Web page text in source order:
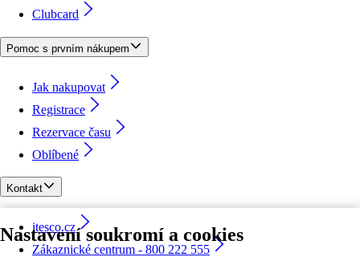
Nastavení soukromí a cookies
Clubcard
Pomoc s prvním nákupem
Jak nakupovat
Registrace
Rezervace času
Oblíbené
Kontakt
itesco.cz
Zákaznické centrum - 800 222 555